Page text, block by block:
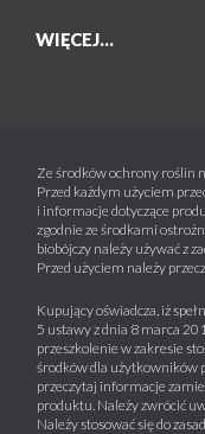
WIĘCEJ...
Ze środków ochrony roślin
Przed każdym użyciem
i informacje dotyczące
zgodnie ze środkami
biobójczy należy używać z
Przed użyciem należy
Kupujący oświadcza, iż
5 ustawy z dnia 8 marca
przeszkolenie w zakresie
środków dla użytkowników
przeczytaj informacje
produktu. Należy zwrócić
Należy stosować się do